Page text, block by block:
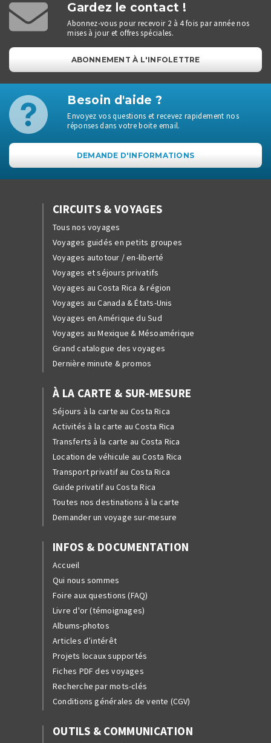
Gardez le contact !
Abonnez-vous pour recevoir 2 à 4 fois par année nos
mises à jour et offres spéciales.
ABONNEMENT À L'INFOLETTRE
Besoin d'aide ?
Envoyez vos questions et recevez rapidement nos
réponses dans votre boite email.
DEMANDE D'INFORMATIONS
CIRCUITS & VOYAGES
Tous nos voyages
Voyages guidés en petits groupes
Voyages autotour / en-liberté
Voyages et séjours privatifs
Voyages au Costa Rica & région
Voyages au Canada & États-Unis
Voyages en Amérique du Sud
Voyages au Mexique & Mésoamérique
Grand catalogue des voyages
Dernière minute & promos
À LA CARTE & SUR-MESURE
Séjours à la carte au Costa Rica
Activités à la carte au Costa Rica
Transferts à la carte au Costa Rica
Location de véhicule au Costa Rica
Transport privatif au Costa Rica
Guide privatif au Costa Rica
Toutes nos destinations à la carte
Demander un voyage sur-mesure
INFOS & DOCUMENTATION
Accueil
Qui nous sommes
Foire aux questions (FAQ)
Livre d'or (témoignages)
Albums-photos
Articles d’intérêt
Projets locaux supportés
Fiches PDF des voyages
Recherche par mots-clés
Conditions générales de vente (CGV)
OUTILS & COMMUNICATION